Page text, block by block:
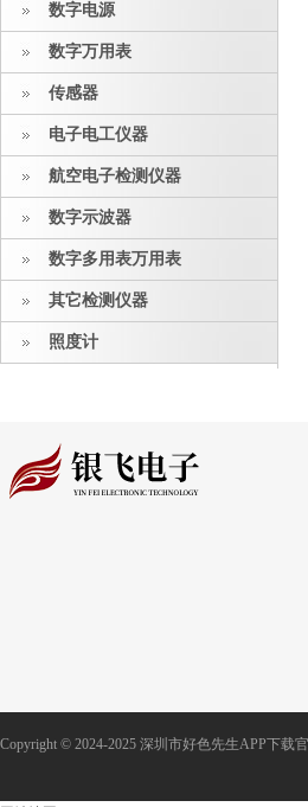
数字电源
数字万用表
传感器
电子电工仪器
航空电子检测仪器
数字示波器
数字多用表万用表
其它检测仪器
照度计
Copyright © 2024-2025 深圳市好色先生APP下载